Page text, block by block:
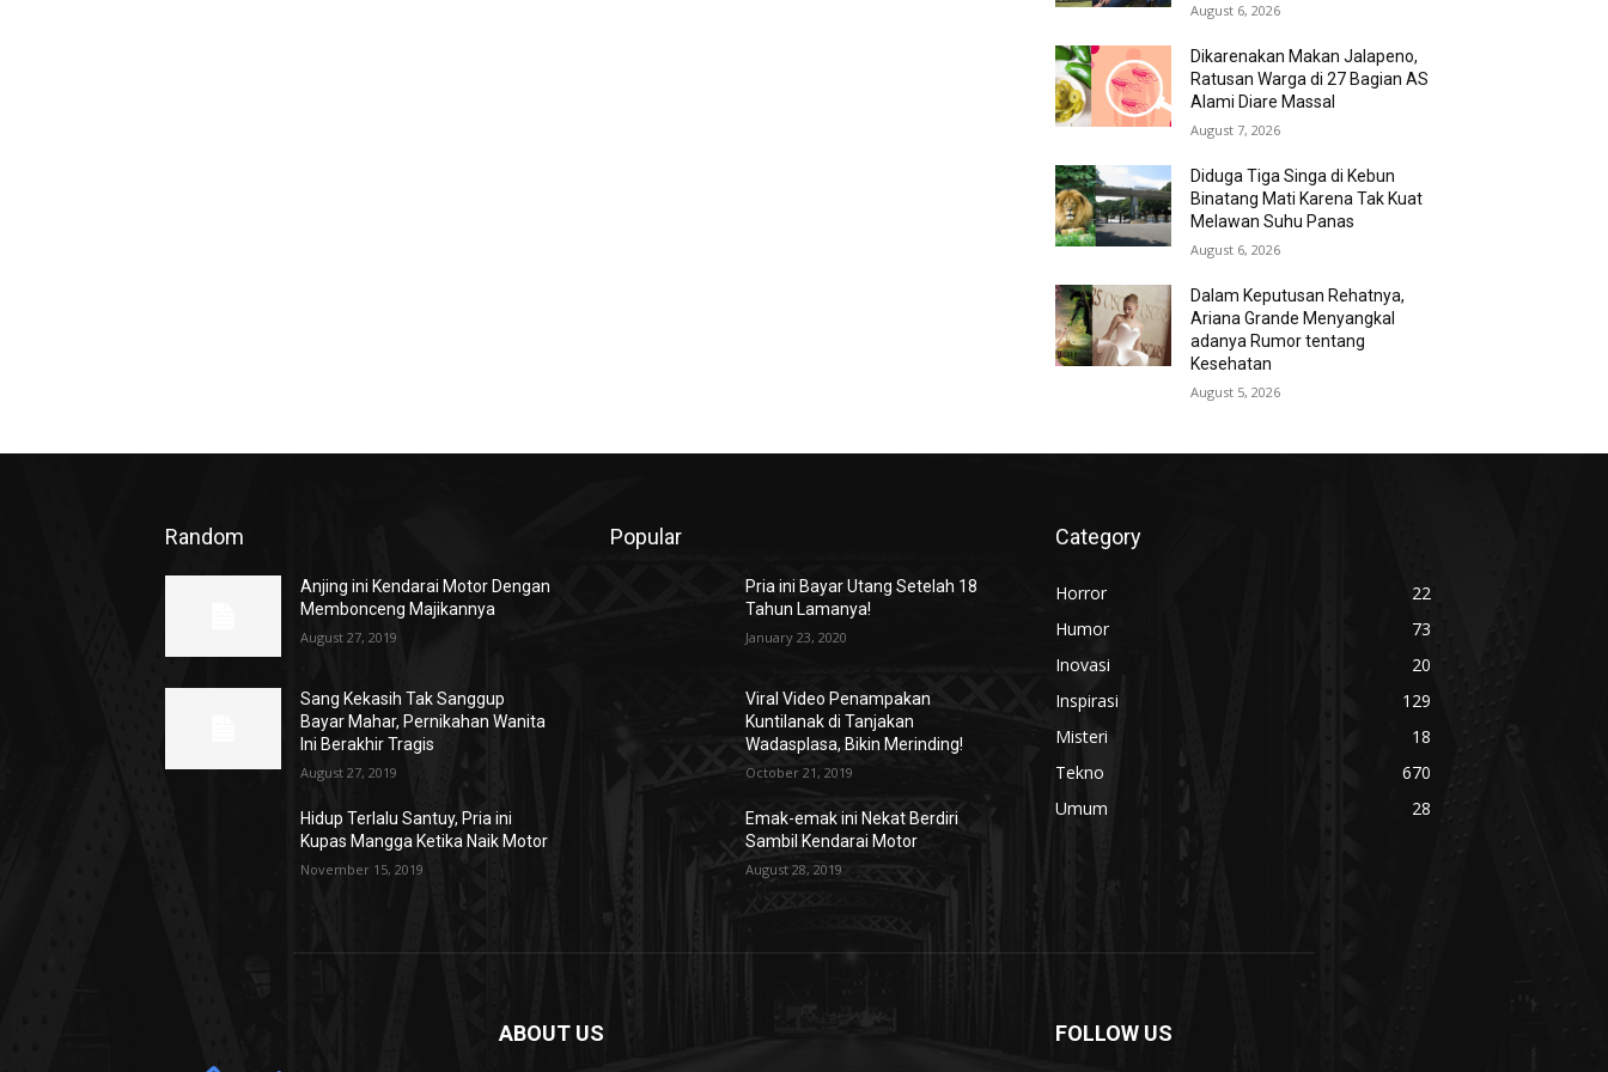
August 6, 2026
Dikarenakan Makan Jalapeno,
Ratusan Warga di 27 Bagian AS
Alami Diare Massal
August 7, 2026
Diduga Tiga Singa di Kebun
Binatang Mati Karena Tak Kuat
Melawan Suhu Panas
August 6, 2026
Dalam Keputusan Rehatnya,
Ariana Grande Menyangkal
adanya Rumor tentang
Kesehatan
August 5, 2026
Random
Anjing ini Kendarai Motor Dengan
Membonceng Majikannya
August 27, 2019
Sang Kekasih Tak Sanggup
Bayar Mahar, Pernikahan Wanita
Ini Berakhir Tragis
August 27, 2019
Hidup Terlalu Santuy, Pria ini
Kupas Mangga Ketika Naik Motor
November 15, 2019
Popular
Pria ini Bayar Utang Setelah 18
Tahun Lamanya!
January 23, 2020
Viral Video Penampakan
Kuntilanak di Tanjakan
Wadasplasa, Bikin Merinding!
October 21, 2019
Emak-emak ini Nekat Berdiri
Sambil Kendarai Motor
August 28, 2019
Category
Horror
22
Humor
73
Inovasi
20
Inspirasi
129
Misteri
18
Tekno
670
Umum
28
ABOUT US FOLLOW US